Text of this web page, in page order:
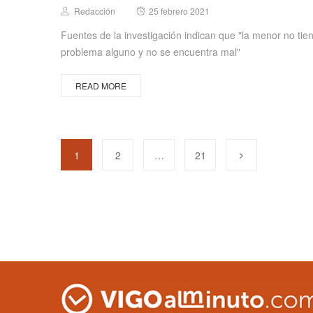
Author
Redacción
Posted
25 febrero 2021
Fuentes de la investigación indican que "la menor no
problema alguno y no se encuentra mal"
READ MORE
1 2 … 21